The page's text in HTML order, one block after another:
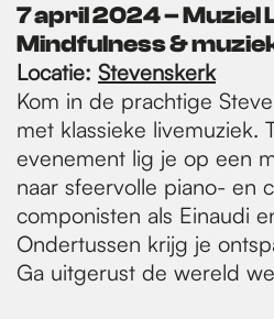
7 april 2024​ –
Mindfulness &
Locatie: Stevenskerk
Kom in de prachtige
met klassieke livemuziek.
evenement lig je op een
naar sfeervolle piano- en
componisten als Einaudi
Ondertussen krijg je
Ga uitgerust de wereld